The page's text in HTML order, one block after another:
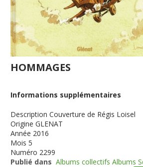
HOMMAGES
Informations supplémentaires
Description Couverture de Régis Loisel
Origine GLENAT
Année 2016
Mois 5
Numéro 2299
Publié dans Albums collectifs Albums